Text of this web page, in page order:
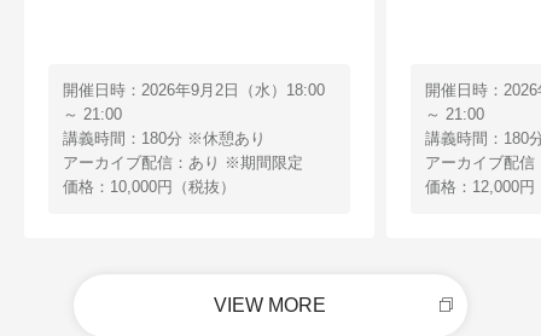
開催日時：2026年9月2日（水）18:00
～ 21:00
講義時間：180分 ※休憩あり
アーカイブ配信：あり ※期間限定
価格：10,000円（税抜）
開催日時：
～ 21:00
講義時間：
アーカイブ配
価格：12,000円
VIEW MORE